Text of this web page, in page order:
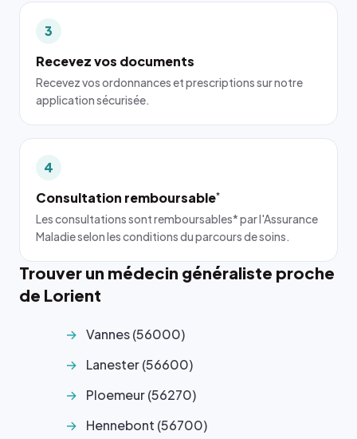
3
Recevez vos documents
Recevez vos ordonnances et prescriptions sur notre
application sécurisée.
4
Consultation remboursable*
Les consultations sont remboursables* par l'Assurance
Maladie selon les conditions du parcours de soins.
Trouver un médecin généraliste proche
de Lorient
Vannes (56000)
Lanester (56600)
Ploemeur (56270)
Hennebont (56700)